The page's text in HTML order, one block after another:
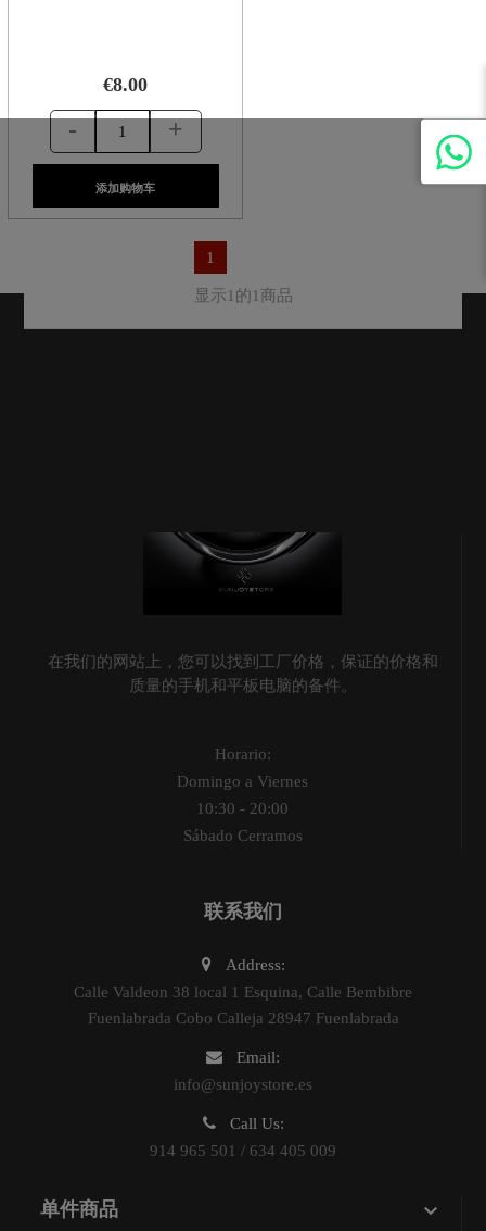
€8.00
- +
添加购物车
1
显示1的1商品
在我们的网站上，您可以找到工厂价格，保证的价格和
质量的手机和平板电脑的备件。
Horario:
Domingo a Viernes
10:30 - 20:00
Sábado Cerramos
联系我们
Address:
Calle Valdeon 38 local 1 Esquina, Calle Bembibre
Fuenlabrada Cobo Calleja 28947 Fuenlabrada
Email:
info@sunjoystore.es
Call Us:
914 965 501 / 634 405 009
单件商品 